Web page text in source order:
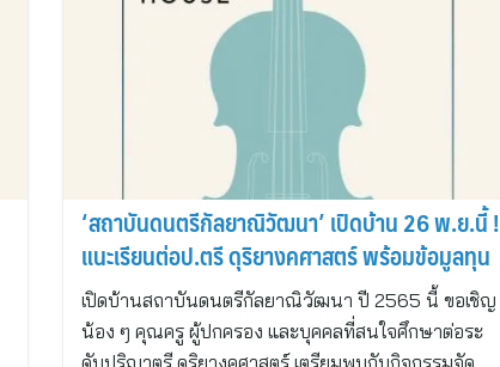
‘สถาบันดนตรีกัลยาณิวัฒนา’ เปิดบ้าน 26 พ.ย.นี้ !
แนะเรียนต่อป.ตรี ดุริยางคศาสตร์ พร้อมข้อมูลทุน
เปิดบ้านสถาบันดนตรีกัลยาณิวัฒนา ปี 2565 นี้ ขอเชิญ
น้อง ๆ คุณครู ผู้ปกครอง และบุคคลที่สนใจศึกษาต่อระ
ดับปริญาตรี ดุริยางคศาสตร์ เตรียมพบกับกิจกรรมจัด